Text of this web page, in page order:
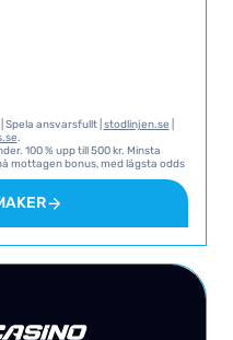
Spela ansvarsfullt | stodlinjen.se
.
100 % upp till 500 kr. Minsta
mottagen bonus, med lägsta odds
krav: Vi hänvisar till Speedybet